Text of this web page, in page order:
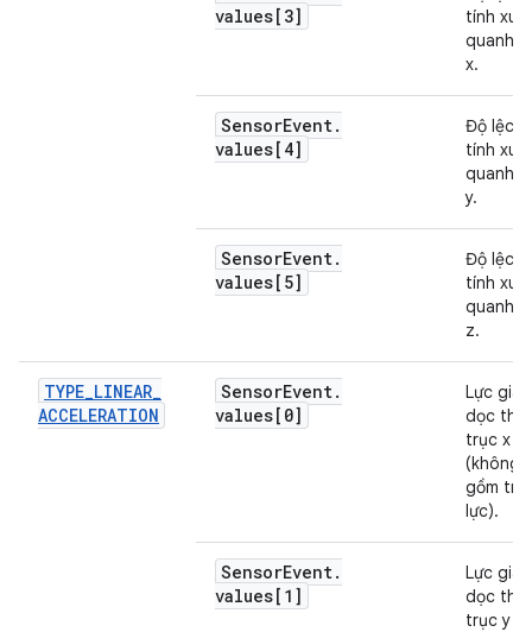
values[3]
tính
quanh
x.
SensorEvent.
values[4]
Độ lệch
tính
quanh
y.
SensorEvent.
values[5]
Độ lệch
tính
quanh
z.
TYPE_LINEAR_
ACCELERATION
SensorEvent.
values[0]
Lực gia
dọc
trục x
(không
gồm
lực).
SensorEvent.
values[1]
Lực gia
dọc
trục y